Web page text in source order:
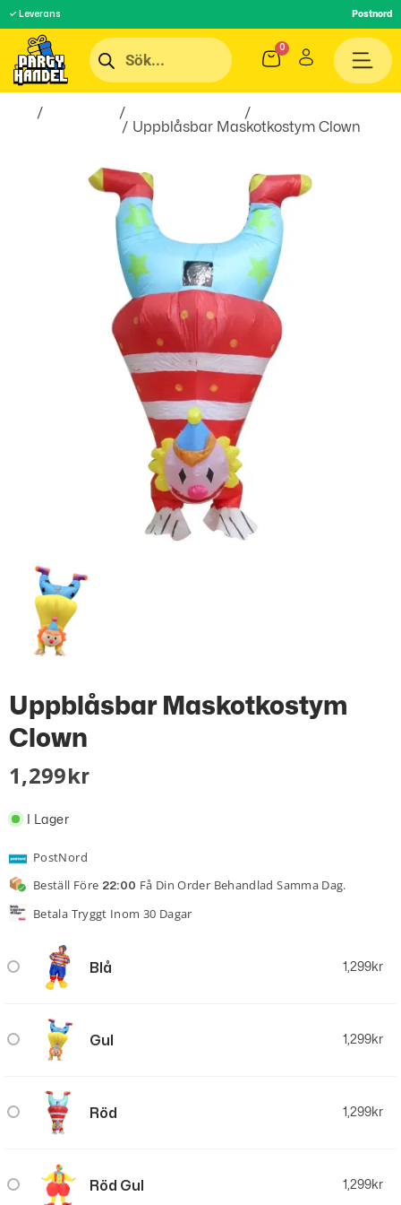
✓ Leverans Postnord
/ / /
/ Uppblåsbar Maskotkostym Clown
Uppblåsbar Maskotkostym
Clown
1,299 Kr
I Lager
PostNord
Beställ Före 22:00 Få Din Order Behandlad Samma Dag.
Betala Tryggt Inom 30 Dagar
Blå 1,299kr
Gul 1,299kr
Röd 1,299kr
Röd Gul 1,299kr